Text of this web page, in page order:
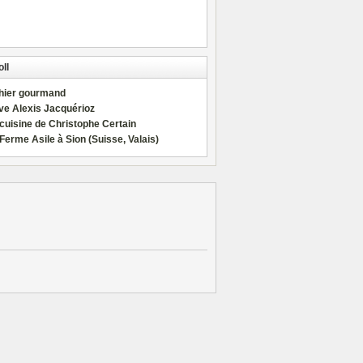
gourmand
Alexis Jacquérioz
de Christophe Certain
Asile à Sion (Suisse, Valais)